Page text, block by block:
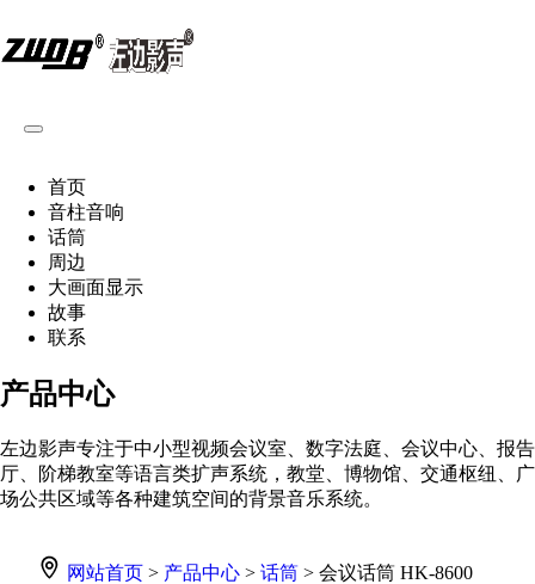
首页
音柱音响
话筒
周边
大画面显示
故事
联系
产品中心
左边影声专注于中小型视频会议室、数字法庭、会议中心、报告
厅、阶梯教室等语言类扩声系统，教堂、博物馆、交通枢纽、广
场公共区域等各种建筑空间的背景音乐系统。
网站首页> 产品中心>话筒 > 会议话筒 HK-8600